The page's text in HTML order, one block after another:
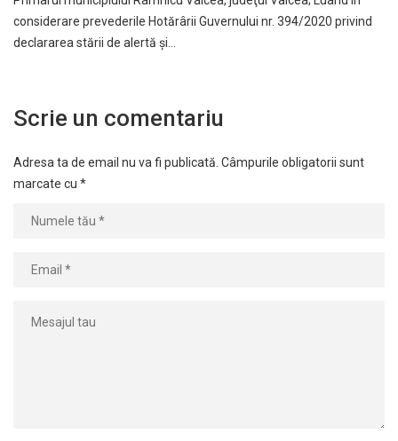
considerare prevederile Hotărârii Guvernului nr. 394/2020 privind
declararea stării de alertă şi…
Scrie un comentariu
Adresa ta de email nu va fi publicată. Câmpurile obligatorii sunt
marcate cu *